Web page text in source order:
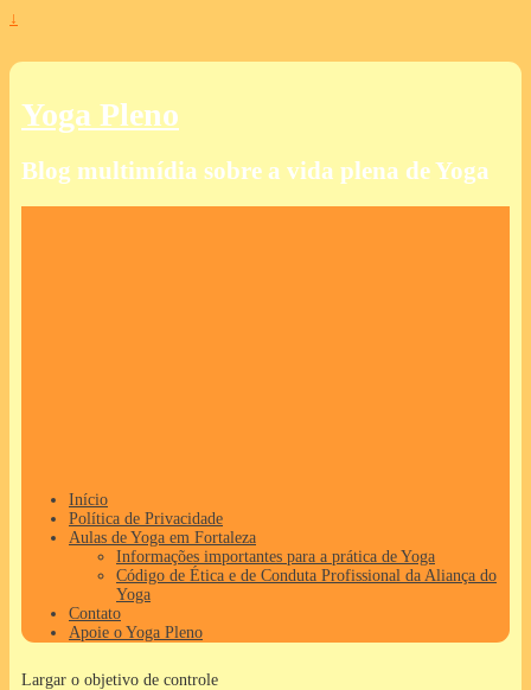
↓
Yoga Pleno
Blog multimídia sobre a vida plena de Yoga
Início
Política de Privacidade
Aulas de Yoga em Fortaleza
Informações importantes para a prática de Yoga
Código de Ética e de Conduta Profissional da Aliança do
Yoga
Contato
Apoie o Yoga Pleno
Largar o objetivo de controle